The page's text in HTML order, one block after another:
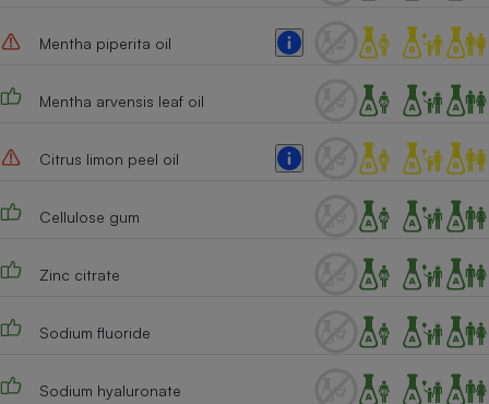
Mentha piperita oil
Mentha arvensis leaf oil
Citrus limon peel oil
Cellulose gum
Zinc citrate
Sodium fluoride
Sodium hyaluronate
Climatiseur -
Ventilateur
Cafetière à expressos
Antivirus
Climatiseur -
Ventilateur